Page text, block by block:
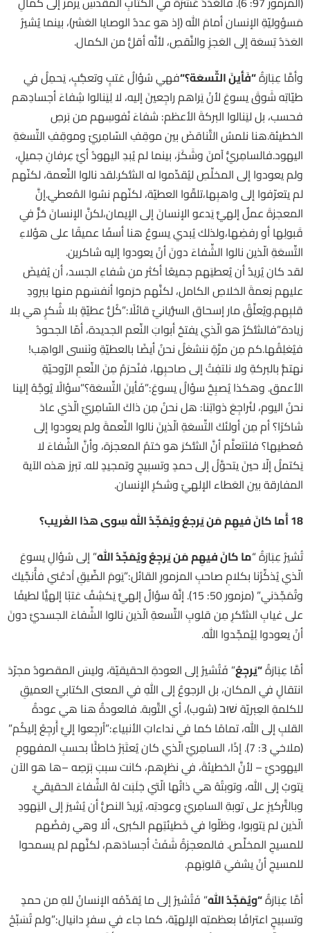
مَسؤوليّةِ الإنسان أمامَ الله (إذ هو عددُ الوصايا العَشر)، بينما يُشيرُ
العَدَدُ تِسعَة إلى العَجزِ والنَّقصِ، لأنَّه أقلُّ من الكمال.
وأمَّا عِبَارَةُ“فَأينَ التِّسعَة؟“فهي سُؤالُ عَتبٍ وتعجُّبٍ، يَحمِلُ في
طيّاتِه شَوقَ يسوعَ لأنْ يَراهم راجِعينَ إليه، لا لِيَنالوا شِفاءَ أجسادِهم
فحسب، بل ليَنالوا البركةَ الأعظم: شفاءَ نُفوسِهم من بَرصِ
الخطيئة.هنا نلمسُ التَّناقضَ بين موقِفِ السّامِريّ وموقِفِ التِّسعَةِ
اليهود.فالسامِريُّ آمنَ وشَكَرَ، بينما لم يُبدِ اليهودُ أيَّ عِرفانِ جميلٍ،
ولم يعودوا إلى المخلِّصِ ليُقدِّموا له الشُّكر.لقد نالوا النِّعمة، لكنّهم
لم يتعرّفوا إلى واهبِها،تلقّوا العطيّة، لكنّهم نسُوا المُعطي.إنَّ
المعجزةَ عملٌ إلهيٌّ يَدعو الإنسانَ إلى الإيمان،لكنَّ الإنسانَ حُرٌّ في
قَبولِها أو رفضِها،ولذلك يُبدي يسوعُ هنا أسفًا عميقًا على هؤلاءِ
التِّسعَةِ الّذين نالوا الشِّفاءَ دونَ أنْ يعودوا إليه شاكرين.
لقد كان يُريدُ أن يُعطيَهم جميعًا أكثر من شفاءِ الجسد، أن يُفيضَ
عليهم نِعمةَ الخلاصِ الكامل، لكنَّهم حَرَموا أنفسَهم منها ببرودِ
قلبِهم.ويُعلِّقُ مار إسحاق السُّريانيّ قائلًا:”كُلُّ عطيّةٍ بلا شُكرٍ هي بلا
زيادة.”فالشُّكرُ هو الّذي يفتحُ أبوابَ النِّعم الجديدة، أمّا الجحودُ
فيُغلِقُها.كم مِن مرَّةٍ ننشغلُ نحنُ أيضًا بالعطيّةِ ونَنسى الواهِب!
نهتمُّ بالبركةِ ولا نلتفِتُ إلى صاحبِها، فنُحرَمُ مِنَ النِّعمِ الرّوحيّةِ
الأعمق. وهكذا يُصبِحُ سؤالُ يسوعَ:”فَأينَ التِّسعَة؟”سؤالًا يُوجَّهُ إلينا
نحنُ اليوم، لنُراجِعَ ذواتِنا: هل نحنُ مِن ذاكَ السّامِريّ الّذي عادَ
شاكرًا؟ أم مِن أولئكَ التِّسعَةِ الّذينَ نالوا النِّعمةَ ولم يعودوا إلى
مُعطيها؟ فلنَتعلَّم أنَّ الشُّكرَ هو ختمُ المعجزة، وأنَّ الشِّفاءَ لا
يَكتملُ إلّا حينَ يتحوَّلُ إلى حمدٍ وتسبيحٍ وتمجيدٍ لله. تبرز هذه الآية
المفارقة بين العَطاء الإلهيّ وشكرِ الإنسان.
18أَما كانَ فيهِم مَن يَرجعُ ويُمَجِّدُ اللهَ سِوى هذا الغَريب؟
تُشيرُ عِبَارَةُ “ما كانَ فيهِم مَن يَرجِعُ ويُمَجِّدُ اللهَ” إلى سُؤالِ يسوعَ
الّذي يُذكِّرُنا بكلامِ صاحبِ المزمورِ القائل:”يَومَ الضِّيقِ اْدعُني فأُنجِّيكَ
وتُمَجِّدَني” (مزمور 50: 15). إنَّهُ سؤالٌ إلهيٌّ يَكشِفُ عَتبًا إلهيًّا لطيفًا
على غيابِ الشُّكرِ مِن قلوبِ التِّسعةِ الّذين نالوا الشِّفاءَ الجسديَّ دونَ
أنْ يعودوا لِيُمجِّدوا اللهَ.
أمَّا عِبَارَةُ“يَرجِعُ” فَتُشيرُ إلى العودةِ الحقيقيّة، وليسَ المقصودُ مجرّدَ
انتقالٍ في المكان، بل الرجوعُ إلى اللهِ في المعنى الكتابيّ العميقِ
للكلمةِ العِبريّة שׁוּב (شوب)، أي التَّوبة. فالعودةُ هنا هي عودةُ
القلبِ إلى الله، تمامًا كما في نداءاتِ الأنبياءِ:”اُرجِعوا إليَّ أَرجِعْ إليكُم”
(ملاخي 3: 7). إذًا، السامِريّ الّذي كان يُعتَبَرُ خاطئًا بحسبِ المفهومِ
اليهوديّ – لأنَّ الخطيئةَ، في نظرِهم، كانت سببَ بَرَصِه –ها هو الآن
يَتوبُ إلى الله، وتوبتُهُ هي ذاتُها الّتي جَلَبَت لهُ الشِّفاءَ الحقيقيَّ.
وبالتَّركيزِ على توبةِ السامِريّ وعودتِه، يُريدُ النصُّ أن يُشيرَ إلى اليَهودِ
الّذين لم يَتوبوا، وظلّوا في خَطيئتِهم الكبرى، ألا وهي رفضُهم
للمسيحِ المخلِّص. فالمعجزةُ شَفَتْ أجسادَهم، لكنَّهم لم يسمحوا
للمسيحِ أنْ يشفيَ قلوبَهم.
أمَّا عِبَارَةُ“ويُمَجِّدُ اللهَ” فَتُشيرُ إلى ما يُقدِّمُه الإنسانُ للهِ من حمدٍ
وتسبيحٍ اعترافًا بعظمتِه الإلهيّة، كما جاء في سفرِ دانيال:”ولم تُسَبِّحْ